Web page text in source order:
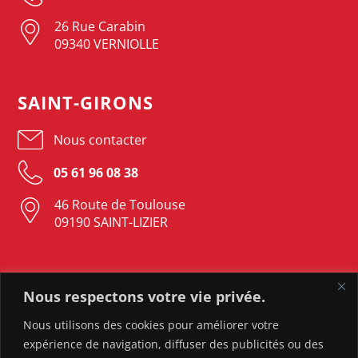
Nous respectons votre vie privée.
Nous utilisons des cookies pour améliorer votre
expérience de navigation, diffuser des publicités ou des
26 Rue Carabin
09340 VERNIOLLE
SAINT-GIRONS
Nous contacter
05 61 96 08 38
46 Route de Toulouse
09190 SAINT-LIZIER
LAVELANET
Nous contacter
05 61 05 23 37